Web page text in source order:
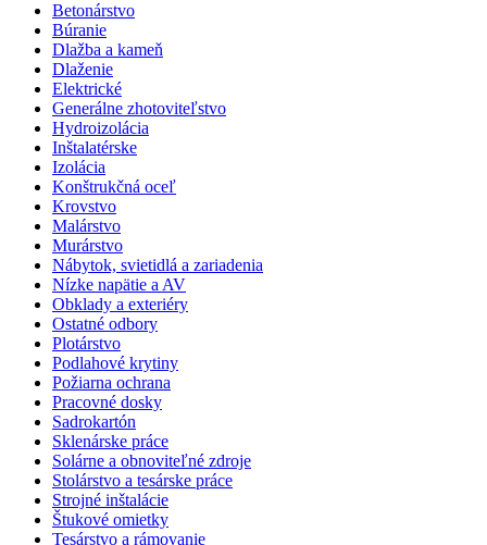
Betonárstvo
Búranie
Dlažba a kameň
Dlaženie
Elektrické
Generálne zhotoviteľstvo
Hydroizolácia
Inštalatérske
Izolácia
Konštrukčná oceľ
Krovstvo
Malárstvo
Murárstvo
Nábytok, svietidlá a zariadenia
Nízke napätie a AV
Obklady a exteriéry
Ostatné odbory
Plotárstvo
Podlahové krytiny
Požiarna ochrana
Pracovné dosky
Sadrokartón
Sklenárske práce
Solárne a obnoviteľné zdroje
Stolárstvo a tesárske práce
Strojné inštalácie
Štukové omietky
Tesárstvo a rámovanie